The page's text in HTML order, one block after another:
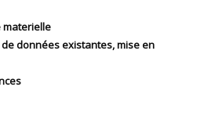
materielle
données existantes, mise en